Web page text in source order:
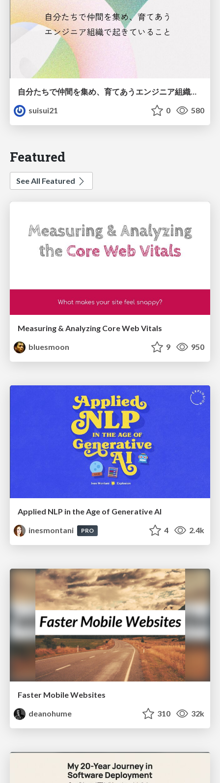
自分たちで仲間を集め、育てあうエンジニア組織で起きていること
suisui21
0 580
Featured
See All Featured
Measuring & Analyzing Core Web Vitals
bluesmoon
9 950
Applied NLP in the Age of Generative AI
inesmontani
PRO 4 2.4k
Faster Mobile Websites
deanohume
310 32k